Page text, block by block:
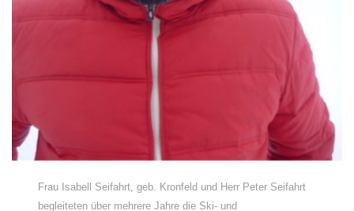
Frau Isabell Seifahrt, geb. Kronfeld und Herr Peter Seifahrt
begleiteten über mehrere Jahre die Ski- und